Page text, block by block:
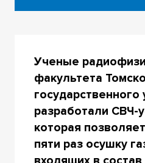
Ученые
факультета
государственного
разработали СВЧ-
которая
пяти раз осушку